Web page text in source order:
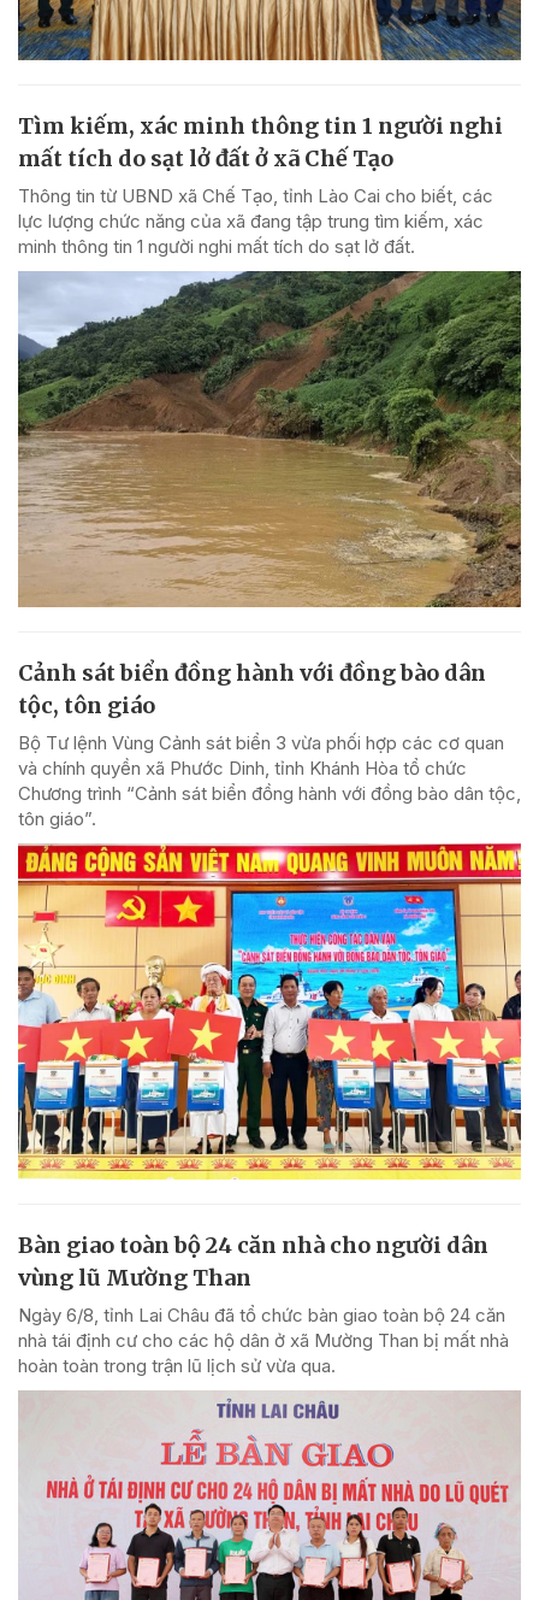
Tìm kiếm, xác minh thông tin 1 người nghi
mất tích do sạt lở đất ở xã Chế Tạo
Thông tin từ UBND xã Chế Tạo, tỉnh Lào Cai cho biết, các
lực lượng chức năng của xã đang tập trung tìm kiếm, xác
minh thông tin 1 người nghi mất tích do sạt lở đất.
Cảnh sát biển đồng hành với đồng bào dân
tộc, tôn giáo
Bộ Tư lệnh Vùng Cảnh sát biển 3 vừa phối hợp các cơ quan
và chính quyền xã Phước Dinh, tỉnh Khánh Hòa tổ chức
Chương trình “Cảnh sát biển đồng hành với đồng bào dân tộc,
tôn giáo”.
Bàn giao toàn bộ 24 căn nhà cho người dân
vùng lũ Mường Than
Ngày 6/8, tỉnh Lai Châu đã tổ chức bàn giao toàn bộ 24 căn
nhà tái định cư cho các hộ dân ở xã Mường Than bị mất nhà
hoàn toàn trong trận lũ lịch sử vừa qua.